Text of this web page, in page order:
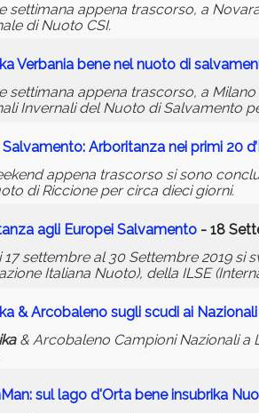
settimana appena trascorso, a
di Nuoto CSI.
Verbania bene nel nuoto di
settimana appena trascorso, a Milano
Invernali del Nuoto di Salvamento
Arboritanza nei primi 20
appena trascorso si sono
di Riccione per circa dieci giorni.
agli Europei Salvamento - 18
17 settembre al 30 Settembre 2019 si
Italiana Nuoto), della ILSE
& Arcobaleno sugli scudi ai Nazionali
& Arcobaleno Campioni Nazionali a
sul lago d'Orta bene insubrika